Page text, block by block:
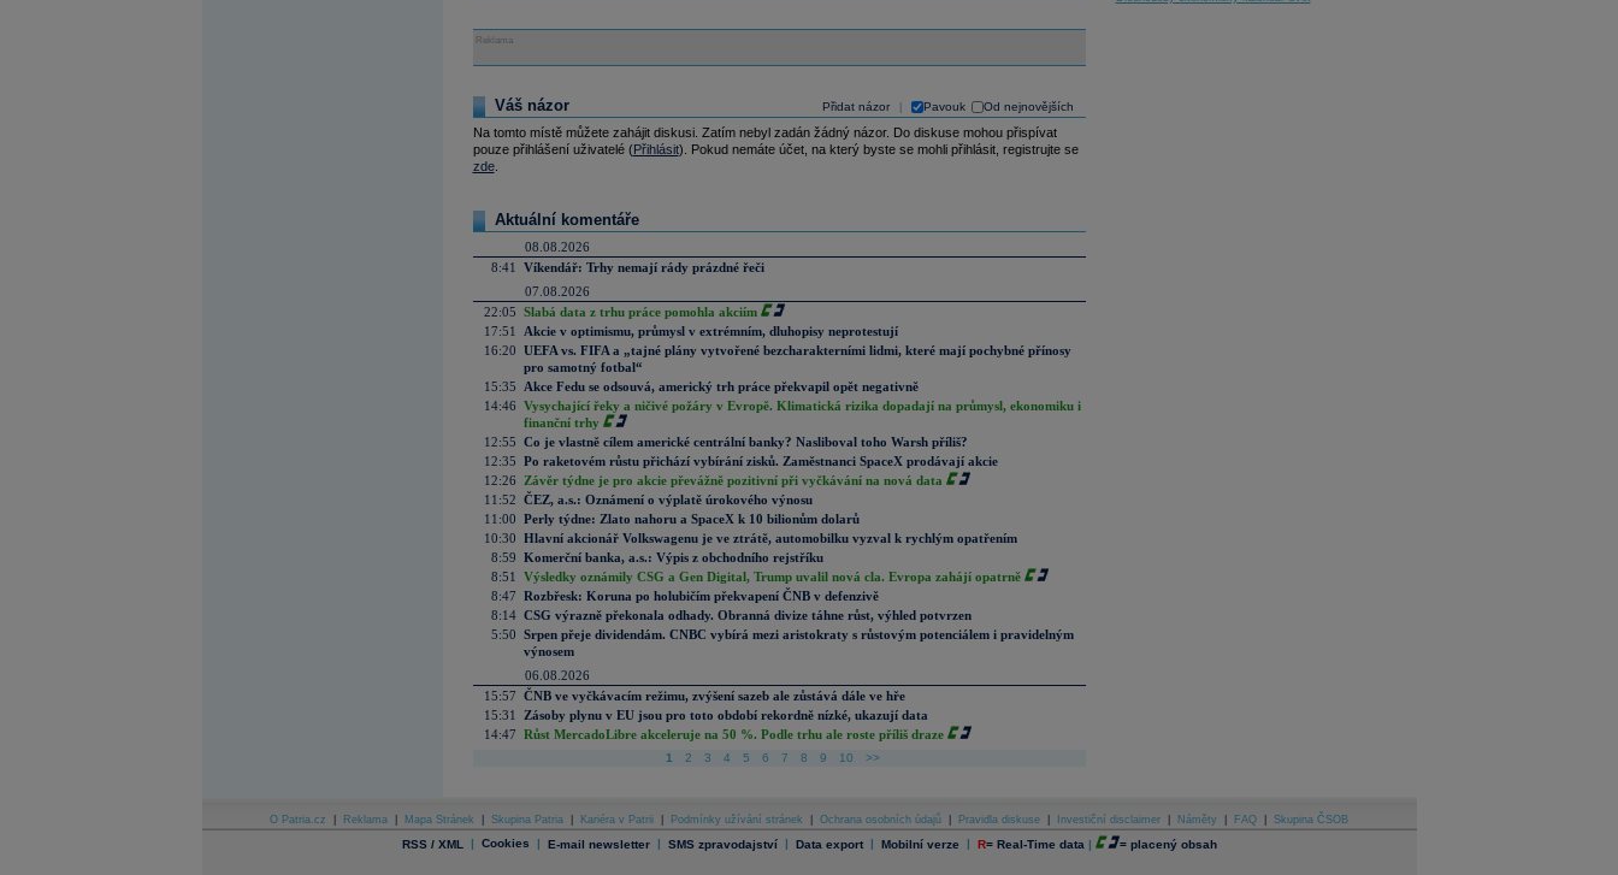
Reklama
Přidat názor Pavouk Od nejnovějších
Váš názor
Na tomto místě můžete zahájit diskusi. Zatím nebyl zadán žádný názor. Do diskuse mohou přispívat
pouze přihlášení uživatelé (Přihlásit). Pokud nemáte účet, na který byste se mohli přihlásit, registrujte se
zde.
Aktuální komentáře
08.08.2026
8:41
Víkendář: Trhy nemají rády prázdné řeči
07.08.2026
22:05 Slabá data z trhu práce pomohla akciím
17:51
Akcie v optimismu, průmysl v extrémním, dluhopisy neprotestují
16:20 UEFA vs. FIFA a „tajné plány vytvořené bezcharakterními lidmi, které mají pochybné přínosy
pro samotný fotbal“
15:35
Akce Fedu se odsouvá, americký trh práce překvapil opět negativně
14:46 Vysychající řeky a ničivé požáry v Evropě. Klimatická rizika dopadají na průmysl, ekonomiku i
finanční trhy
12:55 Co je vlastně cílem americké centrální banky? Nasliboval toho Warsh příliš?
12:35 Po raketovém růstu přichází vybírání zisků. Zaměstnanci SpaceX prodávají akcie
12:26
Závěr týdne je pro akcie převážně pozitivní při vyčkávání na nová data
11:52 ČEZ, a.s.: Oznámení o výplatě úrokového výnosu
11:00 Perly týdne: Zlato nahoru a SpaceX k 10 bilionům dolarů
10:30 Hlavní akcionář Volkswagenu je ve ztrátě, automobilku vyzval k rychlým opatřením
8:59 Komerční banka, a.s.: Výpis z obchodního rejstříku
8:51
Výsledky oznámily CSG a Gen Digital, Trump uvalil nová cla. Evropa zahájí opatrně
8:47 Rozbřesk: Koruna po holubičím překvapení ČNB v defenzivě
8:14 CSG výrazně překonala odhady. Obranná divize táhne růst, výhled potvrzen
5:50 Srpen přeje dividendám. CNBC vybírá mezi aristokraty s růstovým potenciálem i pravidelným
výnosem
06.08.2026
15:57 ČNB ve vyčkávacím režimu, zvýšení sazeb ale zůstává dále ve hře
15:31
Zásoby plynu v EU jsou pro toto období rekordně nízké, ukazují data
14:47 Růst MercadoLibre akceleruje na 50 %. Podle trhu ale roste příliš draze
1 2 3 4 5 6 7 8 9 10 >>
O Patria.cz Reklama Mapa Stránek Skupina Patria Kariéra v Patrii Podmínky užívání stránek Ochrana osobních údajů Pravidla diskuse Investiční disclaimer Náměty FAQ Skupina ČSOB
RSS / XML | Cookies | E-mail newsletter | SMS zpravodajství | Data export | Mobilní verze | R= Real-Time data | = placený obsah